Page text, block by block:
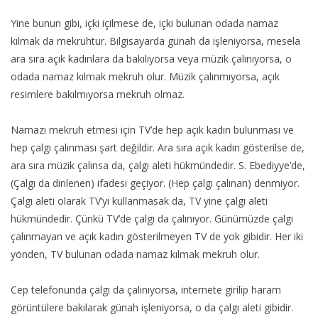
Yine bunun gibi, içki içilmese de, içki bulunan odada namaz
kılmak da mekruhtur. Bilgisayarda günah da işleniyorsa, mesela
ara sıra açık kadınlara da bakılıyorsa veya müzik çalınıyorsa, o
odada namaz kılmak mekruh olur. Müzik çalınmıyorsa, açık
resimlere bakılmıyorsa mekruh olmaz.
Namazı mekruh etmesi için TV’de hep açık kadın bulunması ve
hep çalgı çalınması şart değildir. Ara sıra açık kadın gösterilse de,
ara sıra müzik çalınsa da, çalgı aleti hükmündedir. S. Ebediyye’de,
(Çalgı da dinlenen) ifadesi geçiyor. (Hep çalgı çalınan) denmiyor.
Çalgı aleti olarak TV’yi kullanmasak da, TV yine çalgı aleti
hükmündedir. Çünkü TV’de çalgı da çalınıyor. Günümüzde çalgı
çalınmayan ve açık kadın gösterilmeyen TV de yok gibidir. Her iki
yönden, TV bulunan odada namaz kılmak mekruh olur.
Cep telefonunda çalgı da çalınıyorsa, internete girilip haram
görüntülere bakılarak günah işleniyorsa, o da çalgı aleti gibidir.